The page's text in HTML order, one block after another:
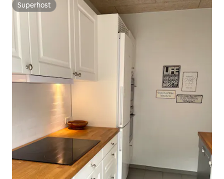
Superhost
Superhost